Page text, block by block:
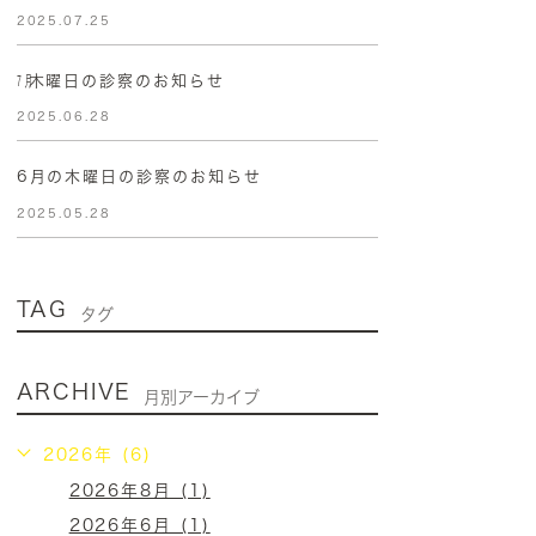
2025.07.25
㋆木曜日の診察のお知らせ
2025.06.28
6月の木曜日の診察のお知らせ
2025.05.28
TAG タグ
ARCHIVE 月別アーカイブ
2026年 (6)
2026年8月 (1)
2026年6月 (1)